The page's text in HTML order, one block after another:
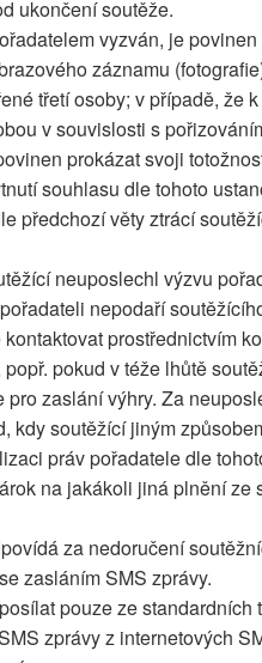
ukončení soutěže.
vyzván, je
záznamu
třetí osoby; v případě, že
v souvislosti s
prokázat svoji
souhlasu dle tohoto
předchozí věty ztrácí
neuposlechl výzvu
nepodaří
prostřednictvím
pokud v téže lhůtě
pro zaslání výhry. Za
kdy soutěžící jiným
práv pořadatele dle
na jakákoli jiná plnění ze
za nedoručení
zasláním SMS zprávy.
pouze ze
zprávy z internetových